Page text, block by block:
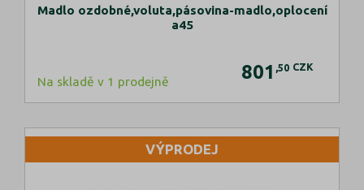
Madlo ozdobné,voluta,pásovina-madlo,oplocení
a45
Na skladě v 1 prodejně 801 ,50 CZK
VÝPRODEJ